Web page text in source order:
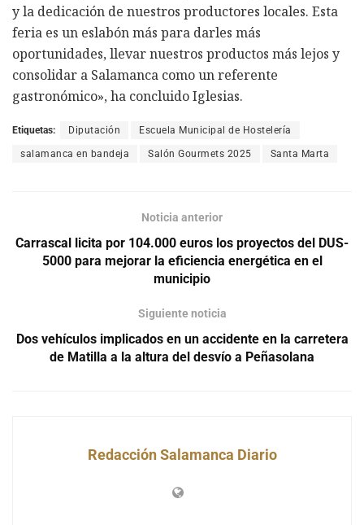
y la dedicación de nuestros productores locales. Esta
feria es un eslabón más para darles más
oportunidades, llevar nuestros productos más lejos y
consolidar a Salamanca como un referente
gastronómico», ha concluido Iglesias.
Etiquetas: Diputación Escuela Municipal de Hostelería
salamanca en bandeja Salón Gourmets 2025 Santa Marta
Noticia anterior
Carrascal licita por 104.000 euros los proyectos del DUS-
5000 para mejorar la eficiencia energética en el
municipio
Siguiente noticia
Dos vehículos implicados en un accidente en la carretera
de Matilla a la altura del desvío a Peñasolana
Redacción Salamanca Diario